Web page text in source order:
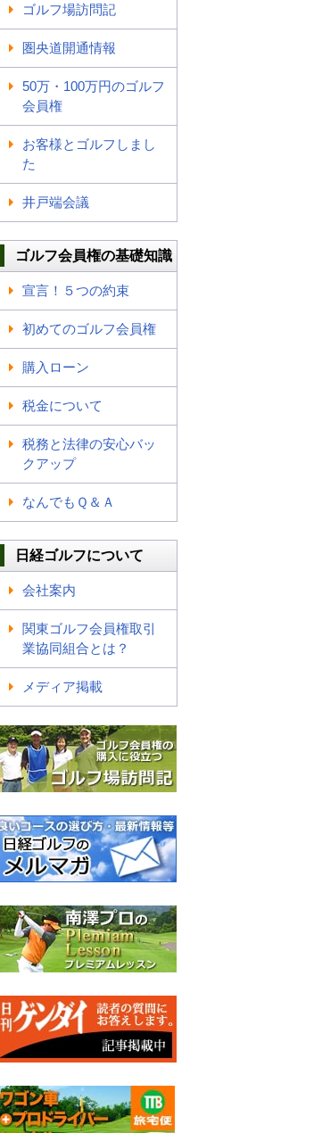
ゴルフ場訪問記
圏央道開通情報
50万・100万円のゴルフ
会員権
お客様とゴルフしまし
た
井戸端会議
ゴルフ会員権の基礎知識
宣言！５つの約束
初めてのゴルフ会員権
購入ローン
税金について
税務と法律の安心バッ
クアップ
なんでもＱ＆Ａ
日経ゴルフについて
会社案内
関東ゴルフ会員権取引
業協同組合とは？
メディア掲載